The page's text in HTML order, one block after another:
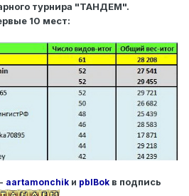
турнира "ТАНДЕМ".
10 мест:
aartamonchik и pblBok в подпись